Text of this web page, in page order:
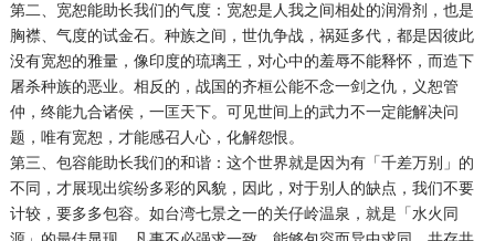
第二、宽恕能助长我们的气度：宽恕是人我之间相处的润滑剂，也是
胸襟、气度的试金石。种族之间，世仇争战，祸延多代，都是因彼此
没有宽恕的雅量，像印度的琉璃王，对心中的羞辱不能释怀，而造下
屠杀种族的恶业。相反的，战国的齐桓公能不念一剑之仇，义恕管
仲，终能九合诸侯，一匡天下。可见世间上的武力不一定能解决问
题，唯有宽恕，才能感召人心，化解怨恨。
第三、包容能助长我们的和谐：这个世界就是因为有「千差万别」的
不同，才展现出缤纷多彩的风貌，因此，对于别人的缺点，我们不要
计较，要多多包容。如台湾七景之一的关仔岭温泉，就是「水火同